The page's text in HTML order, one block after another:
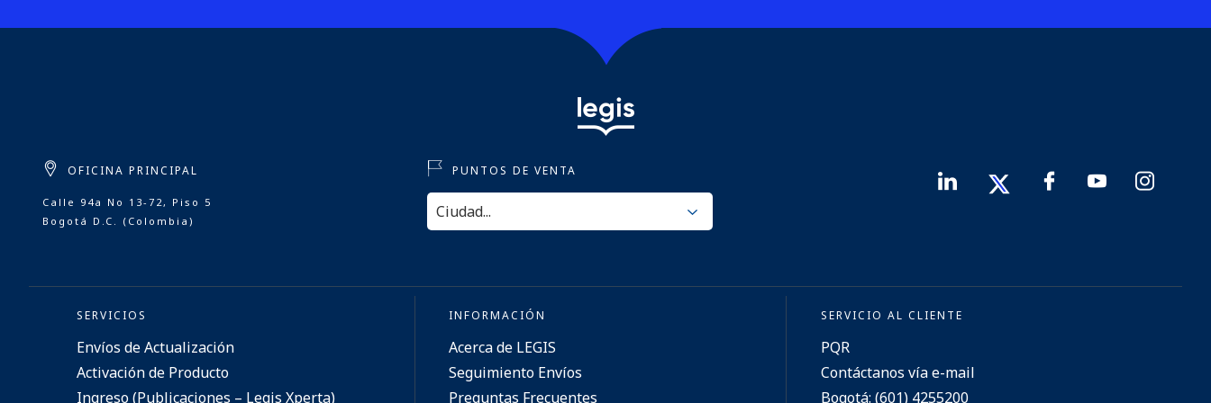
OFICINA PRINCIPAL
Calle 94a No 13-72, Piso 5
Bogotá D.C. (Colombia)
PUNTOS DE VENTA
SERVICIOS
Envíos de Actualización
Activación de Producto
Ingreso (Publicaciones – Legis Xperta)
INFORMACIÓN
Acerca de LEGIS
Seguimiento Envíos
Preguntas Frecuentes
SERVICIO AL CLIENTE
PQR
Contáctanos vía e-mail
Bogotá: (601) 4255200